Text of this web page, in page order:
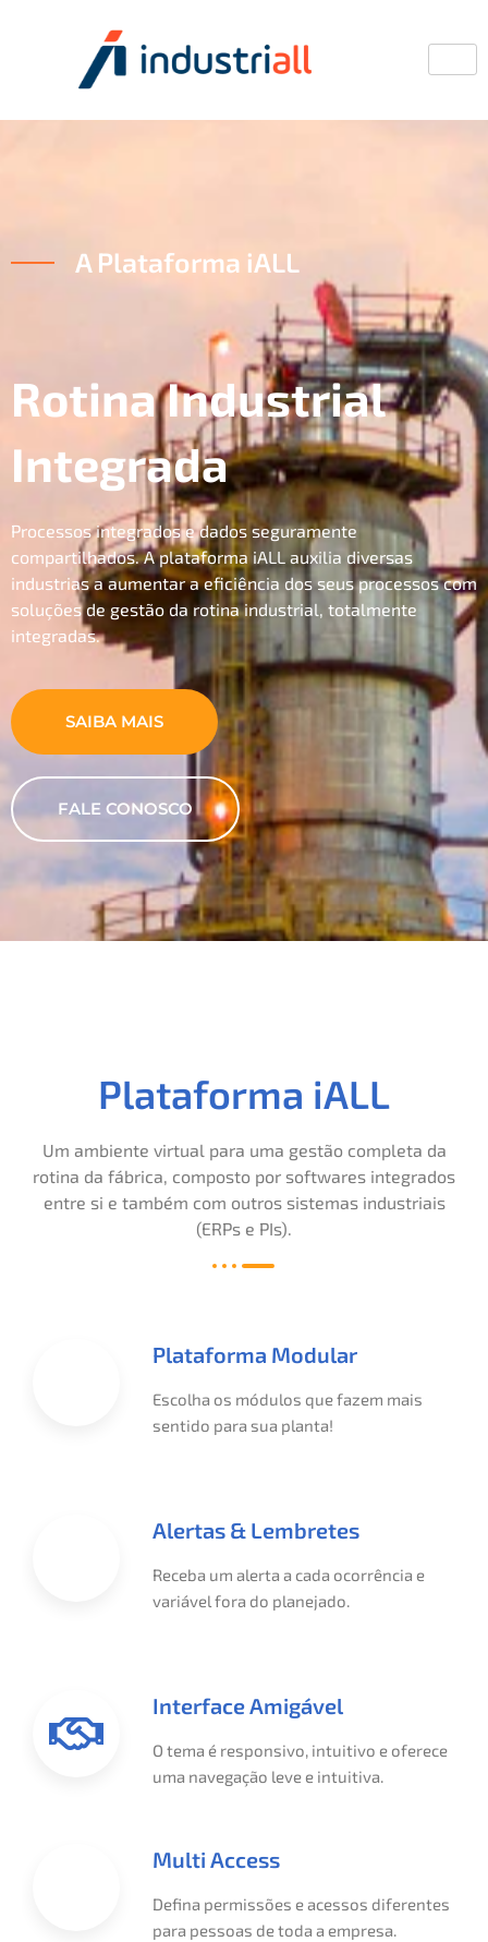
A Plataforma iALL
Rotina Industrial
Integrada
Processos integrados e dados seguramente
compartilhados. A plataforma iALL auxilia diversas
industrias a aumentar a eficiência dos seus processos com
soluções de gestão da rotina industrial, totalmente
integradas.
SAIBA MAIS
FALE CONOSCO
Plataforma iALL
Um ambiente virtual para uma gestão completa da
rotina da fábrica, composto por softwares integrados
entre si e também com outros sistemas industriais
(ERPs e PIs).
Plataforma Modular
Escolha os módulos que fazem mais
sentido para sua planta!
Alertas & Lembretes
Receba um alerta a cada ocorrência e
variável fora do planejado.
Interface Amigável
O tema é responsivo, intuitivo e oferece
uma navegação leve e intuitiva.
Multi Access
Defina permissões e acessos diferentes
para pessoas de toda a empresa.